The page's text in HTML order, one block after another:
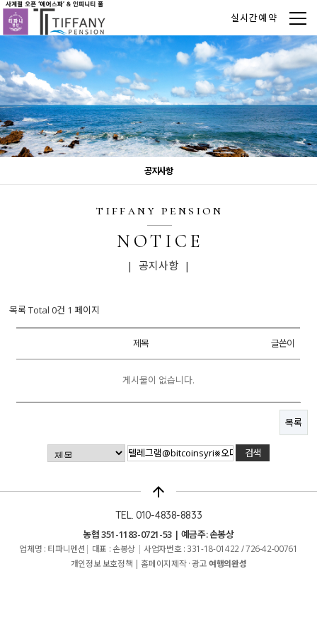
실시간예약
공지사항
tiffany pension
NOTICE
| 공지사항 |
목록 Total 0건 1 페이지
제목 글쓴이
게시물이 없습니다.
목록
arrow_upward
TEL. 010-4838-8833
농협 351-1183-0721-53 | 예금주: 손봉상
업체명 : 티파니펜션 | 대표 : 손봉상 | 사업자번호 : 331-18-01422 / 726-42-00761
개인정보 보호정책 | 홈페이지제작 · 광고여행의완성